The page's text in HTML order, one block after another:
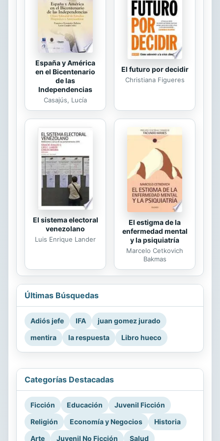
orgullo patrio, existía el riesgo de
que el proceso desembocara en su
absolución. Como sucedía en otros
España y América
en el Bicentenario
de las
Independencias
Casajús, Lucía
El futuro por decidir
Christiana Figueres
El sistema electoral
venezolano
Luis Enrique Lander
El estigma de la
enfermedad mental
y la psiquiatría
Marcelo Cetkovich
Bakmas
Últimas Búsquedas
Adiós jefe IFA
juan gomez jurado
mentira
la respuesta Libro hueco
Categorías Destacadas
Ficción Educación
Juvenil Ficción
Religión
Economía y Negocios
Historia
Arte
Juvenil No Ficción Salud